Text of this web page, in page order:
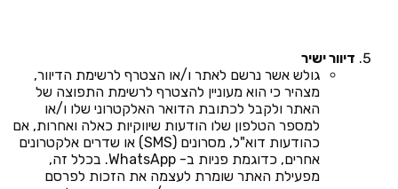
דיוור ישיר
גולש אשר נרשם לאתר ו/או הצטרף לרשימת הדיוור,
מצהיר כי הוא מעוניין להצטרף לרשימת התפוצה של
האתר ולקבל לכתובת הדואר האלקטרוני שלו ו/או
למספר הטלפון שלו הודעות שיווקיות כאלה ואחרות, אם
כהודעות דוא"ל, מסרונים (SMS) או שדרים אלקטרונים
אחרים, כדוגמת פניות ב- WhatsApp. בכלל זה,
מפעילת האתר שומרת לעצמה את הזכות לפרסם